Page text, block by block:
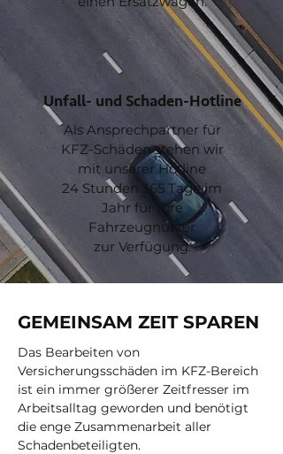
Unfall- und Schaden-Hotline
Als Ansprechpartner für
KFZ-Schäden stehen wir
mit unserer Hotline
24 Stunden 365 Tage im
Jahr für Ihre
Fahrzeugnutzer
zur Verfügung.
GEMEINSAM ZEIT SPAREN
Das Bearbeiten von
Versicherungsschäden im KFZ-Bereich
ist ein immer größerer Zeitfresser im
Arbeitsalltag geworden und benötigt
die enge Zusammenarbeit aller
Schadenbeteiligten.